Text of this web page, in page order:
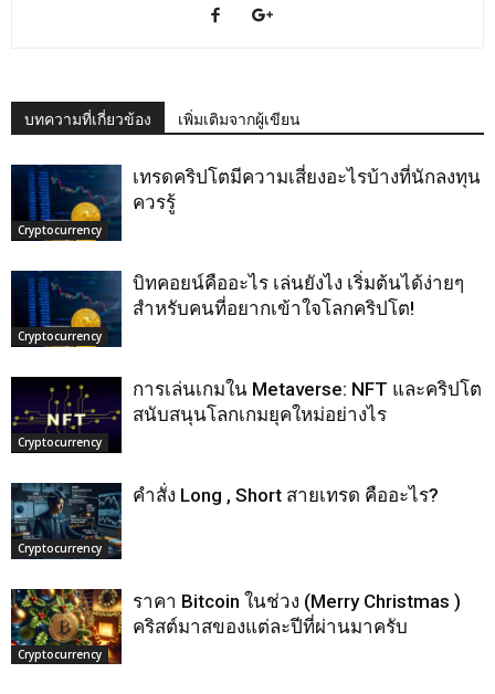
บทความที่เกี่ยวข้อง เพิ่มเติมจากผู้เขียน
Cryptocurrency
เทรดคริปโตมีความเสี่ยงอะไรบ้างที่นักลงทุน
ควรรู้
Cryptocurrency
บิทคอยน์คืออะไร เล่นยังไง เริ่มต้นได้ง่ายๆ
สำหรับคนที่อยากเข้าใจโลกคริปโต!
Cryptocurrency
การเล่นเกมใน Metaverse: NFT และคริปโต
สนับสนุนโลกเกมยุคใหม่อย่างไร
Cryptocurrency
คำสั่ง Long , Short สายเทรด คืออะไร?
Cryptocurrency
ราคา Bitcoin ในช่วง (Merry Christmas )
คริสต์มาสของแต่ละปีที่ผ่านมาครับ